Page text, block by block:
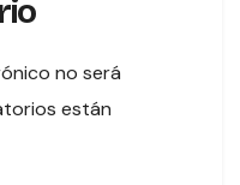
no será
están